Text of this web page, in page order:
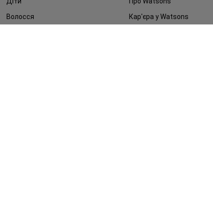
Волосся
Кар'єра у Watsons